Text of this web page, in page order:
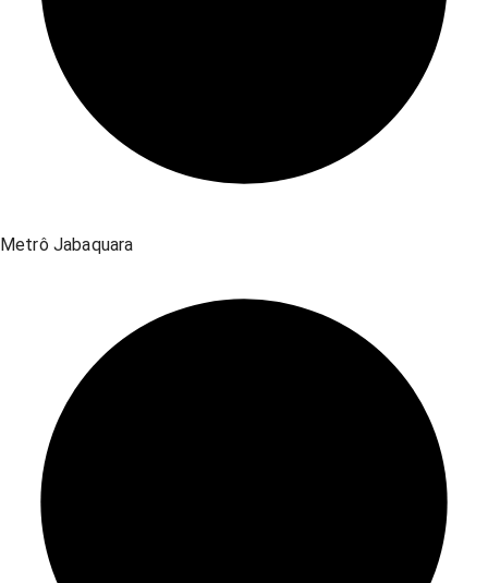
Metrô Jabaquara